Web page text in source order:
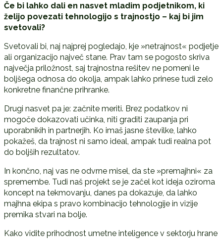
Če bi lahko dali en nasvet mladim podjetnikom, ki
želijo povezati tehnologijo s trajnostjo – kaj bi jim
svetovali?
Svetovali bi, naj najprej pogledajo, kje »netrajnost« podjetje
ali organizacijo največ stane. Prav tam se pogosto skriva
največja priložnost, saj trajnostna rešitev ne pomeni le
boljšega odnosa do okolja, ampak lahko prinese tudi zelo
konkretne finančne prihranke.
Drugi nasvet pa je: začnite meriti. Brez podatkov ni
mogoče dokazovati učinka, niti graditi zaupanja pri
uporabnikih in partnerjih. Ko imaš jasne številke, lahko
pokažeš, da trajnost ni samo ideal, ampak tudi realna pot
do boljših rezultatov.
In končno, naj vas ne odvrne misel, da ste »premajhni« za
spremembe. Tudi naš projekt se je začel kot ideja oziroma
koncept na tekmovanju, danes pa dokazuje, da lahko
majhna ekipa s pravo kombinacijo tehnologije in vizije
premika stvari na bolje.
Kako vidite prihodnost umetne inteligence v sektorju hrane